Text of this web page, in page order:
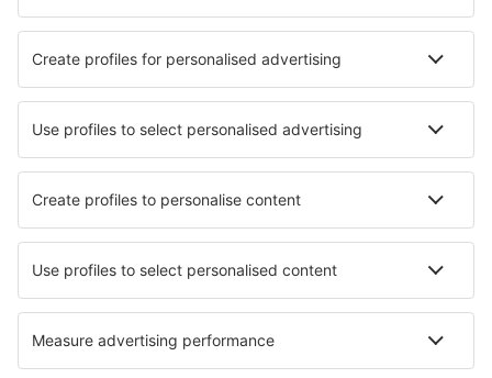
Unterkunft in Padstow Unterkunft in Darlington - Teesside
Die besten Unterkünfte - Städte
Unterkunft in Vielbrunn Unterkunft in Humboldt
Unterkunft in Hali Unterkunft in Nanuque
Unterkunft in Harfleur Unterkunft in Paterson
Unterkunft in Palau De Plegamans Unterkunft in Tardona
Die besten Unterkünfte - Regionen